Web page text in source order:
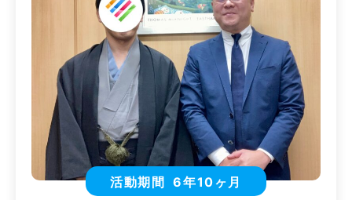
活動期間 6年10ヶ月